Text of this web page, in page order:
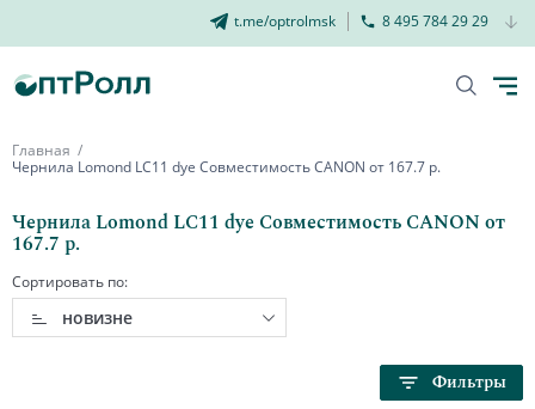
t.me/optrolmsk 8 495 784 29 29
Главная
Чернила Lomond LC11 dye Совместимость CANON от 167.7 р.
Чернила Lomond LC11 dye Совместимость CANON от
167.7 р.
Сортировать по:
новизне
Фильтры